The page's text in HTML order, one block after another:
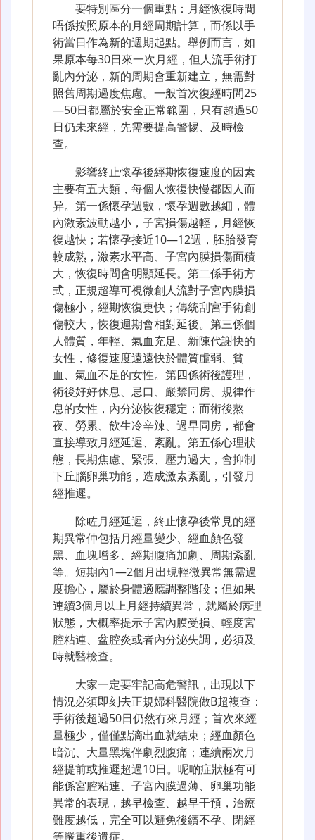
要特別區分一個重點：月經恢復時間
唔係按照原本的月經周期計算，而係以手
術當日作為新的週期起點。舉例而言，如
果原本每30日來一次月經，但人流手術打
亂內分泌，新的周期會重新建立，無需對
照舊周期過度焦慮。一般首次復經時間25
—50日都屬於安全正常範圍，只有超過50
日仍未來經，先需要提高警惕、及時檢
查。
影響終止懷孕後經期恢復速度的因素
主要有五大類，每個人恢復快慢都因人而
异。第一係懷孕週數，懷孕週數越細，體
內激素波動越小，子宮損傷越輕，月經恢
復越快；若懷孕接近10—12週，胚胎發育
較成熟，激素水平高、子宮內膜損傷面積
大，恢復時間會明顯延長。第二係手術方
式，正規超導可視微創人流對子宮內膜損
傷極小，經期恢復更快；傳統刮宮手術創
傷較大，恢復週期會相對延後。第三係個
人體質，年輕、氣血充足、新陳代謝快的
女性，修復速度遠遠快於體質虛弱、貧
血、氣血不足的女性。第四係術後護理，
術後好好休息、忌口、嚴禁同房、規律作
息的女性，內分泌恢復穩定；而術後熬
夜、勞累、飲生冷辛辣、過早同房，都會
直接導致月經延遲、紊亂。第五係心理狀
態，長期焦慮、緊張、壓力過大，會抑制
下丘腦卵巢功能，造成激素紊亂，引發月
經推遲。
除咗月經延遲，終止懷孕後常見的經
期異常仲包括月經量變少、經血顏色發
黑、血塊增多、經期腹痛加劇、周期紊亂
等。短期內1—2個月出現輕微異常無需過
度擔心，屬於身體適應調整階段；但如果
連續3個月以上月經持續異常，就屬於病理
狀態，大概率提示子宮內膜受損、輕度宮
腔粘連、盆腔炎或者內分泌失調，必須及
時就醫檢查。
大家一定要牢記高危警訊，出現以下
情況必須即刻去正規婦科醫院做B超複查：
手術後超過50日仍然冇來月經；首次來經
量極少，僅僅點滴出血就結束；經血顏色
暗沉、大量黑塊伴劇烈腹痛；連續兩次月
經提前或推遲超過10日。呢啲症狀極有可
能係宮腔粘連、子宮內膜過薄、卵巢功能
異常的表現，越早檢查、越早干預，治療
難度越低，完全可以避免後續不孕、閉經
等嚴重後遺症。